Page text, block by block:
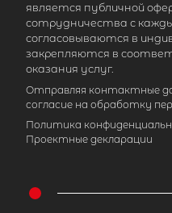
является публичной
сотрудничества с
согласовываются в
закрепляются в
оказания услуг.
Отправляя контактные
согласие на обработку
Политика
Проектные декларации